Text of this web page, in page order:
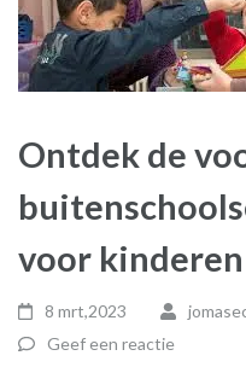
Ontdek de
voor kinderen
8 mrt,2023
Geef een reactie